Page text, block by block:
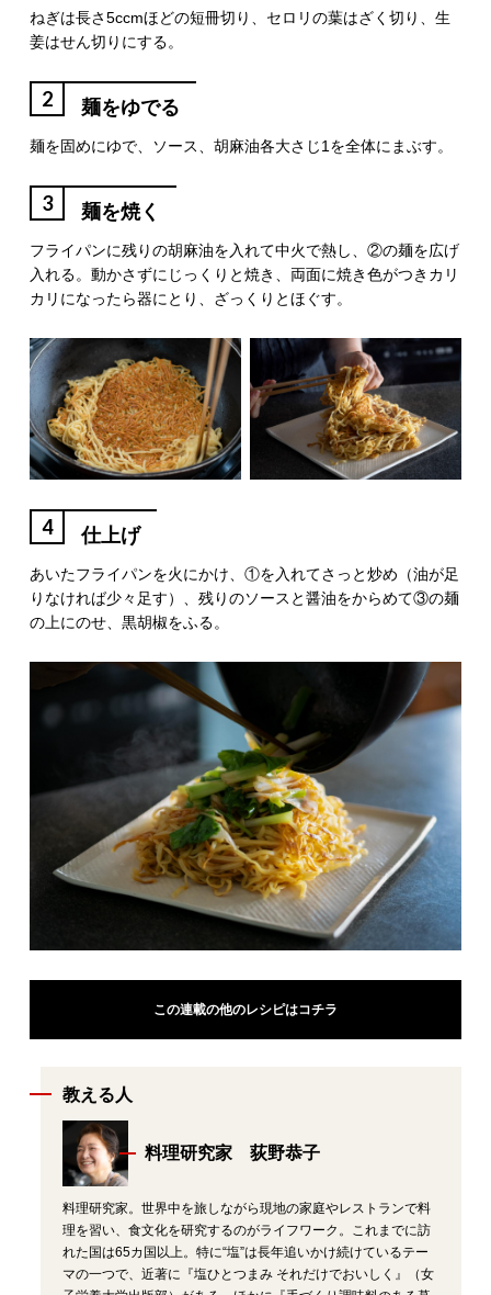
ねぎは長さ5ccmほどの短冊切り、セロリの葉はざく切り、生
姜はせん切りにする。
2 麺をゆでる
麺を固めにゆで、ソース、胡麻油各大さじ1を全体にまぶす。
3 麺を焼く
フライパンに残りの胡麻油を入れて中火で熱し、②の麺を広げ
入れる。動かさずにじっくりと焼き、両面に焼き色がつきカリ
カリになったら器にとり、ざっくりとほぐす。
4 仕上げ
あいたフライパンを火にかけ、①を入れてさっと炒め（油が足
りなければ少々足す）、残りのソースと醤油をからめて③の麺
の上にのせ、黒胡椒をふる。
この連載の他のレシピはコチラ
教える人
料理研究家 荻野恭子
料理研究家。世界中を旅しながら現地の家庭やレストランで料
理を習い、食文化を研究するのがライフワーク。これまでに訪
れた国は65カ国以上。特に“塩”は長年追いかけ続けているテー
マの一つで、近著に『塩ひとつまみ それだけでおいしく』（女